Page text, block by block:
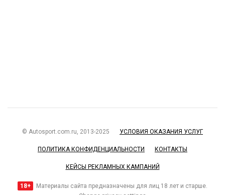
© Autosport.com.ru, 2013-2025 УСЛОВИЯ ОКАЗАНИЯ УСЛУГ
ПОЛИТИКА КОНФИДЕНЦИАЛЬНОСТИ КОНТАКТЫ
КЕЙСЫ РЕКЛАМНЫХ КАМПАНИЙ
18+
Материалы сайта предназначены для лиц 18 лет и старше.